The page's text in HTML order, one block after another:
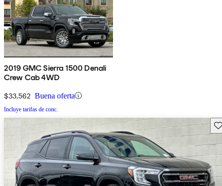
2019 GMC Sierra 1500 Denali
Crew Cab 4WD
$33,562 Buena oferta
Incluye tarifas de conc.